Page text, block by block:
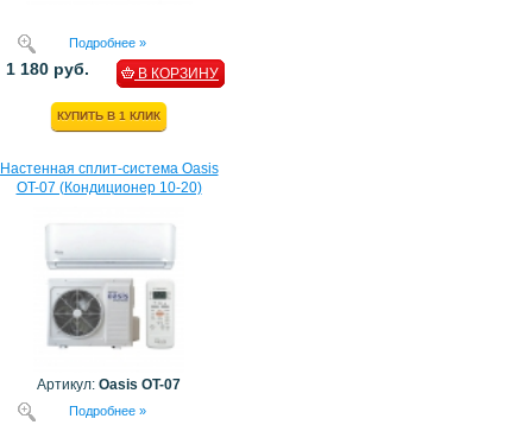
Подробнее »
1 180 руб. В КОРЗИНУ
КУПИТЬ В 1 КЛИК
Настенная сплит-система Oasis
OT-07 (Кондиционер 10-20)
Артикул: Oasis OT-07
Подробнее »